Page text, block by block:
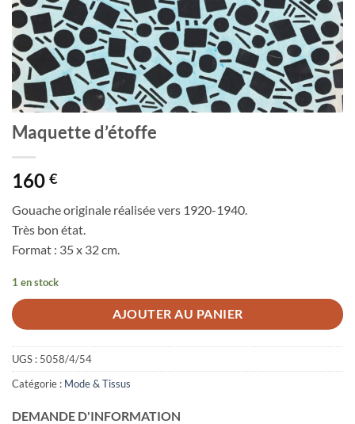
Maquette d’étoffe
160 €
Gouache originale réalisée vers 1920-1940.
Très bon état.
Format : 35 x 32 cm.
1 en stock
AJOUTER AU PANIER
UGS : 5058/4/54
Catégorie : Mode & Tissus
DEMANDE D'INFORMATION